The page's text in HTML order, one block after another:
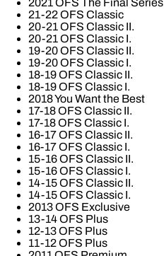
2021 OFS The Final Series
21-22 OFS Classic
20-21 OFS Classic II.
20-21 OFS Classic I.
19-20 OFS Classic II.
19-20 OFS Classic I.
18-19 OFS Classic II.
18-19 OFS Classic I.
2018 You Want the Best
17-18 OFS Classic II.
17-18 OFS Classic I.
16-17 OFS Classic II.
16-17 OFS Classic I.
15-16 OFS Classic II.
15-16 OFS Classic I.
14-15 OFS Classic II.
14-15 OFS Classic I.
2013 OFS Exclusive
13-14 OFS Plus
12-13 OFS Plus
11-12 OFS Plus